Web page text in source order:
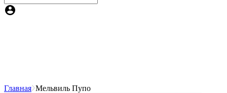
Главная Мельвиль Пупо